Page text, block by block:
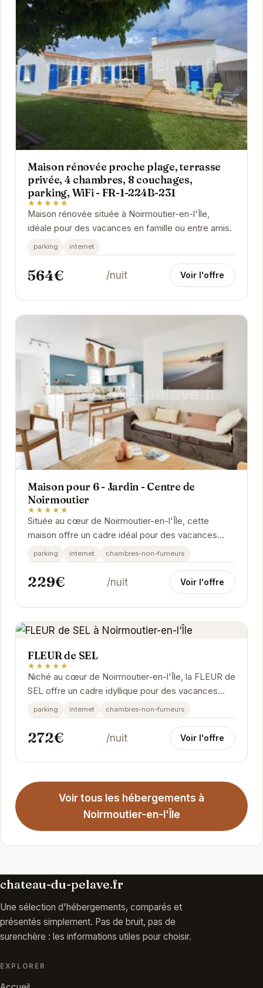
Maison rénovée proche plage, terrasse
privée, 4 chambres, 8 couchages,
parking, WiFi - FR-1-224B-231
★★★★★
Maison rénovée située à Noirmoutier-en-l'Île,
idéale pour des vacances en famille ou entre amis.
parking internet
564€ /nuit Voir l'offre
Maison pour 6 - Jardin - Centre de
Noirmoutier
★★★★★
Située au cœur de Noirmoutier-en-l'Île, cette
maison offre un cadre idéal pour des vacances
reposantes. Le jardin privé est parfait pour les...
parking internet chambres-non-fumeurs
229€ /nuit Voir l'offre
FLEUR de SEL
★★★★★
Niché au cœur de Noirmoutier-en-l'Île, la FLEUR de
SEL offre un cadre idyllique pour des vacances
relaxantes. Ses prestations de qualité et son...
parking internet chambres-non-fumeurs
272€ /nuit Voir l'offre
Voir tous les hébergements à
Noirmoutier-en-l'Île
chateau-du-pelave.fr
Une sélection d'hébergements, comparés et
présentés simplement. Pas de bruit, pas de
surenchère : les informations utiles pour choisir.
EXPLORER